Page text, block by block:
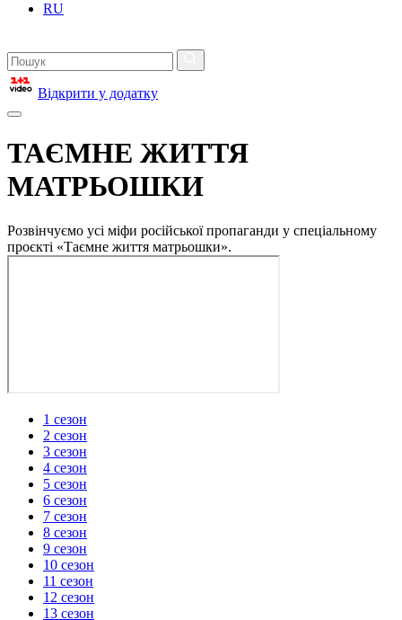
RU
Відкрити у додатку
ТАЄМНЕ ЖИТТЯ
МАТРЬОШКИ
Розвінчуємо усі міфи російської пропаганди у спеціальному
проєкті «Таємне життя матрьошки».
1 сезон
2 сезон
3 сезон
4 сезон
5 сезон
6 сезон
7 сезон
8 сезон
9 сезон
10 сезон
11 сезон
12 сезон
13 сезон